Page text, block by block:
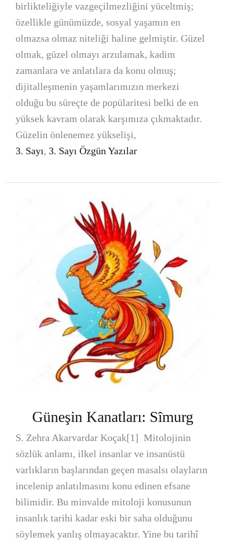
birlikteliğiyle vazgeçilmezliğini yüceltmiş;
özellikle günümüzde, sosyal yaşamın en
olmazsa olmaz niteliği haline gelmiştir. Güzel
olmak, güzel olmayı arzulamak, kadim
zamanlara ve anlatılara da konu olmuş;
dijitalleşmenin yaşamlarımızın merkezi
olduğu bu süreçte de popülaritesi belki de en
yüksek kavram olarak karşımıza çıkmaktadır.
Güzelin önlenemez yükselişi,
3. Sayı, 3. Sayı Özgün Yazılar
Güneşin Kanatları: Sîmurg
S. Zehra Akarvardar Koçak[1] Mitolojinin
sözlük anlamı, ilkel insanlar ve insanüstü
varlıkların başlarından geçen masalsı olayların
incelenip anlatılmasını konu edinen efsane
bilimidir. Bu minvalde mitoloji konusunun
insanlık tarihi kadar eski bir saha olduğunu
söylemek yanlış olmayacaktır. Yine bu tarihî